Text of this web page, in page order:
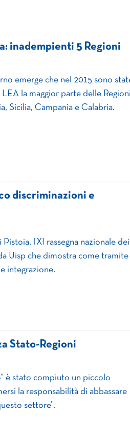
inadempienti 5 Regioni
emerge che nel 2015 sono
la maggior parte delle Regioni
Sicilia, Campania e Calabria.
discriminazioni e
l’XI rassegna nazionale dei
Uisp che dimostra come tramite
integrazione.
Stato-Regioni
è stato compiuto un piccolo
la responsabilità di abbassare
settore”.